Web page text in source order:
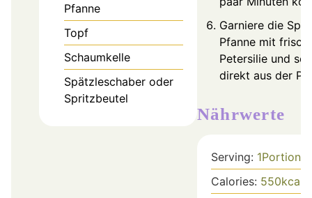
Pfanne
Topf
Schaumkelle
Spätzleschaber oder
Spritzbeutel
Garniere die
Pfanne mit
Petersilie und
direkt aus der
Nährwerte
Serving: 1Portion
Calories: 550kcal